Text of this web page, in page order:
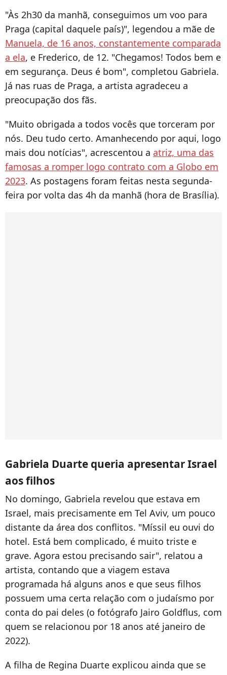
"Às 2h30 da manhã, conseguimos um voo para
Praga (capital daquele país)", legendou a mãe de
Manuela, de 16 anos, constantemente comparada
a ela, e Frederico, de 12. "Chegamos! Todos bem e
em segurança. Deus é bom", completou Gabriela.
Já nas ruas de Praga, a artista agradeceu a
preocupação dos fãs.
"Muito obrigada a todos vocês que torceram por
nós. Deu tudo certo. Amanhecendo por aqui, logo
mais dou notícias", acrescentou a atriz, uma das
famosas a romper logo contrato com a Globo em
2023. As postagens foram feitas nesta segunda-
feira por volta das 4h da manhã (hora de Brasília).
Gabriela Duarte queria apresentar Israel
aos filhos
No domingo, Gabriela revelou que estava em
Israel, mais precisamente em Tel Aviv, um pouco
distante da área dos conflitos. "Míssil eu ouvi do
hotel. Está bem complicado, é muito triste e
grave. Agora estou precisando sair", relatou a
artista, contando que a viagem estava
programada há alguns anos e que seus filhos
possuem uma certa relação com o judaísmo por
conta do pai deles (o fotógrafo Jairo Goldflus, com
quem se relacionou por 18 anos até janeiro de
2022).
A filha de Regina Duarte explicou ainda que se